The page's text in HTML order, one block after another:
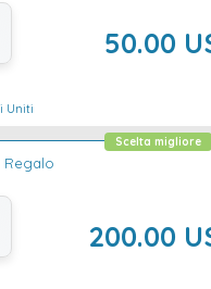
50.00
Uniti
Regalo
200.00
Scelta migliore